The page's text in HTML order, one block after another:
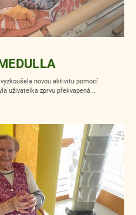
novou aktivitu pomocí
uživatelka zprvu překvapená...